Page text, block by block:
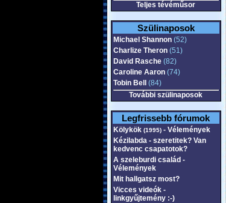
Teljes tévéműsor
Szülinaposok
Michael Shannon(52)
Charlize Theron(51)
David Rasche(82)
Caroline Aaron(74)
Tobin Bell
(84)
További szülinaposok
Legfrissebb fórumok
Kölykök (1995)- Vélemények
Kézilabda - szeretitek? Van
kedvenc csapatotok?
A szeleburdi család -
Vélemények
Mit hallgatsz most?
Vicces videók -
linkgyűjtemény :-)